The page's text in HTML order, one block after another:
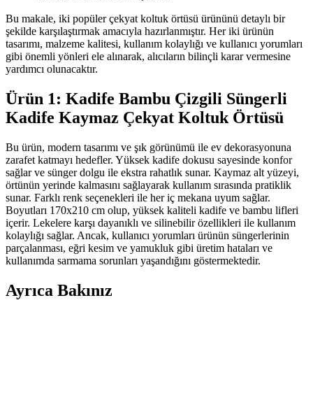
Bu makale, iki popüler çekyat koltuk örtüsü ürününü detaylı bir
şekilde karşılaştırmak amacıyla hazırlanmıştır. Her iki ürünün
tasarımı, malzeme kalitesi, kullanım kolaylığı ve kullanıcı yorumları
gibi önemli yönleri ele alınarak, alıcıların bilinçli karar vermesine
yardımcı olunacaktır.
Ürün 1: Kadife Bambu Çizgili Süngerli
Kadife Kaymaz Çekyat Koltuk Örtüsü
Bu ürün, modern tasarımı ve şık görünümü ile ev dekorasyonuna
zarafet katmayı hedefler. Yüksek kadife dokusu sayesinde konfor
sağlar ve sünger dolgu ile ekstra rahatlık sunar. Kaymaz alt yüzeyi,
örtünün yerinde kalmasını sağlayarak kullanım sırasında pratiklik
sunar. Farklı renk seçenekleri ile her iç mekana uyum sağlar.
Boyutları 170x210 cm olup, yüksek kaliteli kadife ve bambu lifleri
içerir. Lekelere karşı dayanıklı ve silinebilir özellikleri ile kullanım
kolaylığı sağlar. Ancak, kullanıcı yorumları ürünün süngerlerinin
parçalanması, eğri kesim ve yamukluk gibi üretim hataları ve
kullanımda sarmama sorunları yaşandığını göstermektedir.
Ayrıca Bakınız